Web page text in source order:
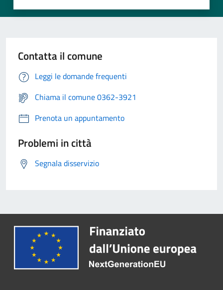
Contatta il comune
Leggi le domande frequenti
Chiama il comune 0362-3921
Prenota un appuntamento
Problemi in città
Segnala disservizio